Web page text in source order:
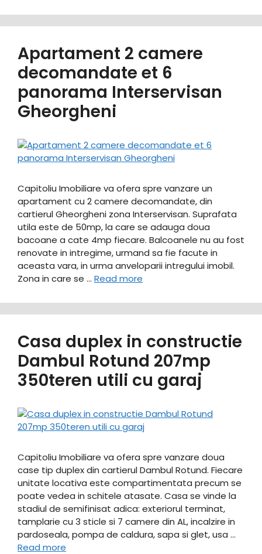
Apartament 2 camere
decomandate et 6
panorama Interservisan
Gheorgheni
Capitoliu Imobiliare va ofera spre vanzare un
apartament cu 2 camere decomandate, din
cartierul Gheorgheni zona Interservisan. Suprafata
utila este de 50mp, la care se adauga doua
bacoane a cate 4mp fiecare. Balcoanele nu au fost
renovate in intregime, urmand sa fie facute in
aceasta vara, in urma anveloparii intregului imobil.
Zona in care se … Read more
Casa duplex in constructie
Dambul Rotund 207mp
350teren utili cu garaj
Capitoliu Imobiliare va ofera spre vanzare doua
case tip duplex din cartierul Dambul Rotund. Fiecare
unitate locativa este compartimentata precum se
poate vedea in schitele atasate. Casa se vinde la
stadiul de semifinisat adica: exteriorul terminat,
tamplarie cu 3 sticle si 7 camere din AL, incalzire in
pardoseala, pompa de caldura, sapa si glet, usa …
Read more